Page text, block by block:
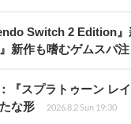
Switch 2 Edition
新作も嗜むゲムスパ
『スプラトゥーン レ
な形
2026.8.2 Sun 19:30